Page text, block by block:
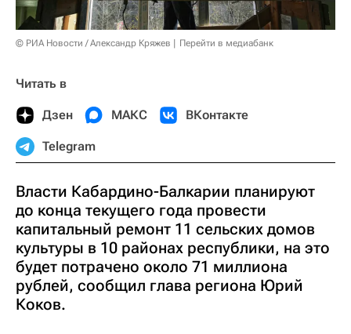
© РИА Новости / Александр Кряжев Перейти в медиабанк
Читать в
Дзен МАКС ВКонтакте
Telegram
Власти Кабардино-Балкарии планируют
до конца текущего года провести
капитальный ремонт 11 сельских домов
культуры в 10 районах республики, на это
будет потрачено около 71 миллиона
рублей, сообщил глава региона Юрий
Коков.